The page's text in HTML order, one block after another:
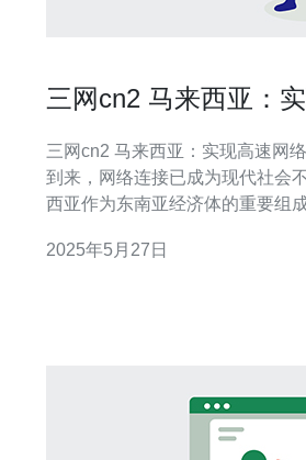
三网cn2 马来西亚：
三网cn2 马来西亚：实现高速网络连接 随着数字
到来，网络连接已成为现代社会
西亚作为东南亚经济体的重要组
设施等因素的限制，马来西亚在
2025年5月27日